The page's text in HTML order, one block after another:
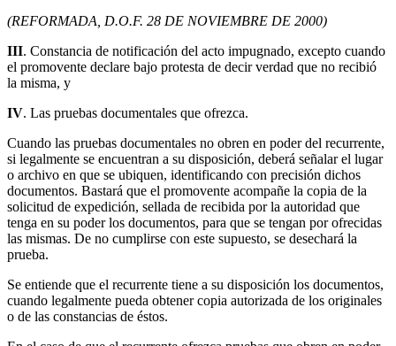
(REFORMADA, D.O.F. 28 DE NOVIEMBRE DE 2000)
III. Constancia de notificación del acto impugnado, excepto cuando
el promovente declare bajo protesta de decir verdad que no recibió
la misma, y
IV. Las pruebas documentales que ofrezca.
Cuando las pruebas documentales no obren en poder del recurrente,
si legalmente se encuentran a su disposición, deberá señalar el lugar
o archivo en que se ubiquen, identificando con precisión dichos
documentos. Bastará que el promovente acompañe la copia de la
solicitud de expedición, sellada de recibida por la autoridad que
tenga en su poder los documentos, para que se tengan por ofrecidas
las mismas. De no cumplirse con este supuesto, se desechará la
prueba.
Se entiende que el recurrente tiene a su disposición los documentos,
cuando legalmente pueda obtener copia autorizada de los originales
o de las constancias de éstos.